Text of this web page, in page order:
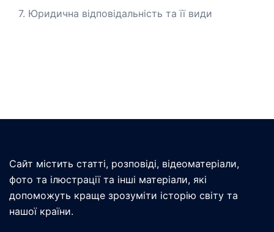
7. Юридична відповідальність та її види
Сайт містить статті, розповіді, відеоматеріали,
фото та ілюстрації та інші матеріали, які
допоможуть краще зрозуміти історію світу та
нашої країни.